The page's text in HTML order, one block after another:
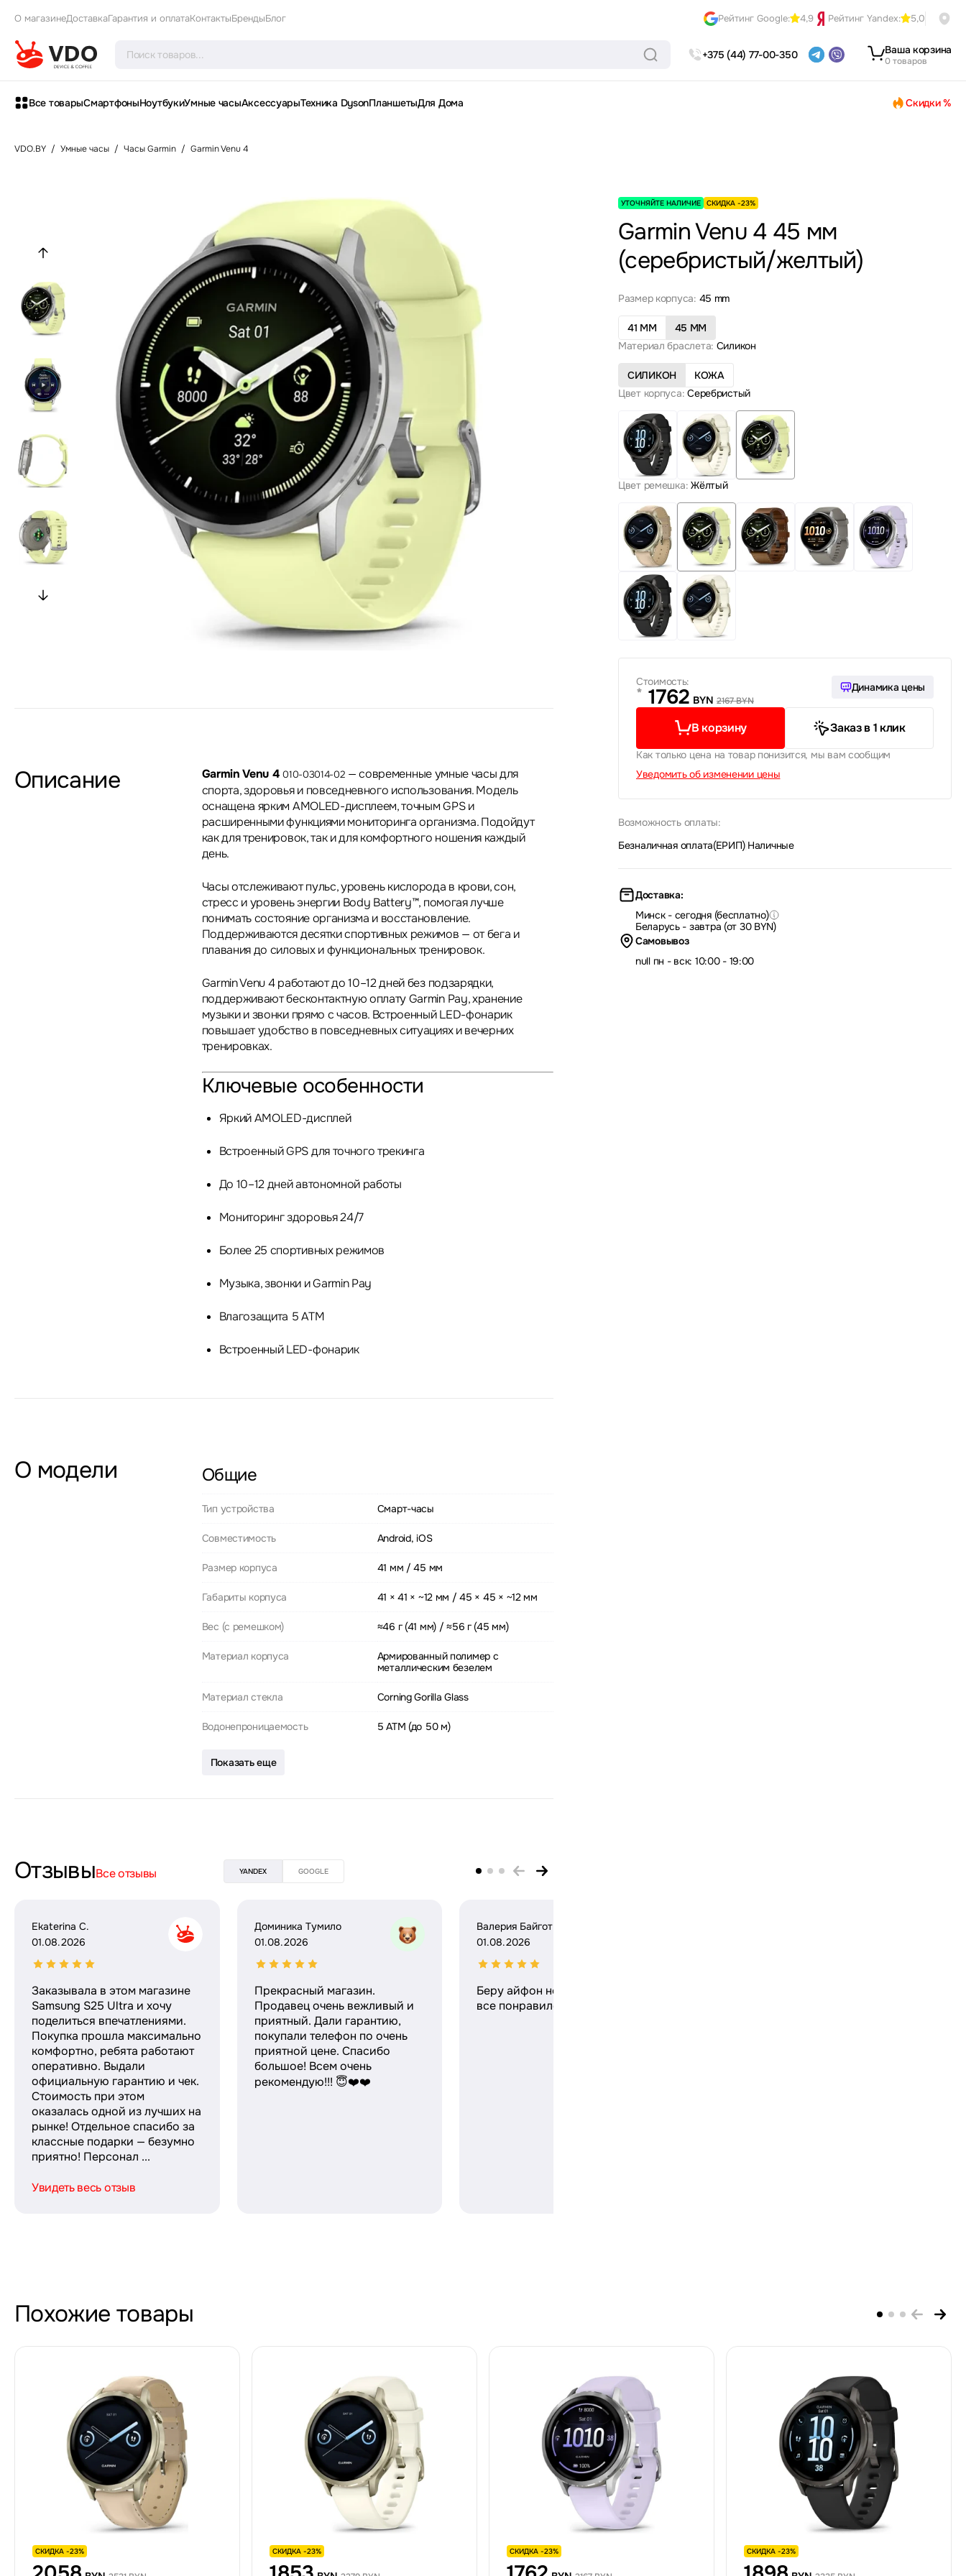
О магазинеДоставкаГарантия и оплатаКонтактыБрендыБлог Рейтинг Google: 4,9 Рейтинг Yandex: 5,0
+375 (44) 77-00-350 Ваша корзина
0 товаров
Все товарыСмартфоныНоутбукиУмные часыАксессуарыТехника DysonПланшетыДля Дома Скидки %
VDO.BY / Умные часы / Часы Garmin / Garmin Venu 4
Описание Garmin Venu 4010-03014-02 — современные умные часы для
спорта, здоровья и повседневного использования. Модель
оснащена ярким AMOLED-дисплеем, точным GPS и
расширенными функциями мониторинга организма. Подойдут
как для тренировок, так и для комфортного ношения каждый
день.
Часы отслеживают пульс, уровень кислорода в крови, сон,
стресс и уровень энергии Body Battery™, помогая лучше
понимать состояние организма и восстановление.
Поддерживаются десятки спортивных режимов — от бега и
плавания до силовых и функциональных тренировок.
Garmin Venu 4 работают до 10–12 дней без подзарядки,
поддерживают бесконтактную оплату Garmin Pay, хранение
музыки и звонки прямо с часов. Встроенный LED-фонарик
повышает удобство в повседневных ситуациях и вечерних
тренировках.
Ключевые особенности
Яркий AMOLED-дисплей
Встроенный GPS для точного трекинга
До 10–12 дней автономной работы
Мониторинг здоровья 24/7
Более 25 спортивных режимов
Музыка, звонки и Garmin Pay
Влагозащита 5 ATM
Встроенный LED-фонарик
О модели Общие
Тип устройства Смарт-часы
Совместимость Android, iOS
Размер корпуса 41 мм / 45 мм
Габариты корпуса 41 × 41 × ~12 мм / 45 × 45 × ~12 мм
Вес (с ремешком) ≈46 г (41 мм) / ≈56 г (45 мм)
Материал корпуса
Армированный полимер с
металлическим безелем
Материал стекла Corning Gorilla Glass
Водонепроницаемость 5 ATM (до 50 м)
Показать еще
ОтзывыВсе отзывы YANDEX GOOGLE
Ekaterina C.
01.08.2026
Заказывала в этом магазине
Samsung S25 Ultra и хочу
поделиться впечатлениями.
Покупка прошла максимально
комфортно, ребята работают
оперативно. Выдали
официальную гарантию и чек.
Стоимость при этом
оказалась одной из лучших на
рынке! Отдельное спасибо за
классные подарки — безумно
приятно! Персонал ...
Увидеть весь отзыв
Доминика Тумило
01.08.2026
Прекрасный магазин.
Продавец очень вежливый и
приятный. Дали гарантию,
покупали телефон по очень
приятной цене. Спасибо
большое! Всем очень
рекомендую!!! 😇❤️❤️
Валерия Байгот
01.08.2026
Беру айфон не в первый раз,
все понравилось)
УТОЧНЯЙТЕ НАЛИЧИЕ СКИДКА -23%
Garmin Venu 4 45 мм
(серебристый/желтый)
Размер корпуса: 45 mm
41 MM
45 MM
Материал браслета: Силикон
СИЛИКОН
КОЖА
Цвет корпуса: Серебристый
Цвет ремешка: Жёлтый
Стоимость:
* 1762 BYN 2167 BYN
Динамика цены
В корзину Заказ в 1 клик
Как только цена на товар понизится, мы вам сообщим
Уведомить об изменении цены
Возможность оплаты:
Безналичная оплата(ЕРИП)| Наличные
Доставка:
Минск - сегодня (бесплатно)
Беларусь - завтра (от 30 BYN)
Самовывоз
null пн - вск: 10:00 - 19:00
Похожие товары
СКИДКА -23% СКИДКА -23% СКИДКА -23% СКИДКА -23%